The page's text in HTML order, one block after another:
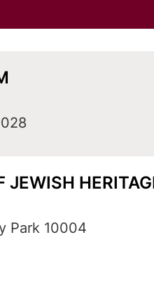
JEWISH
Park 10004